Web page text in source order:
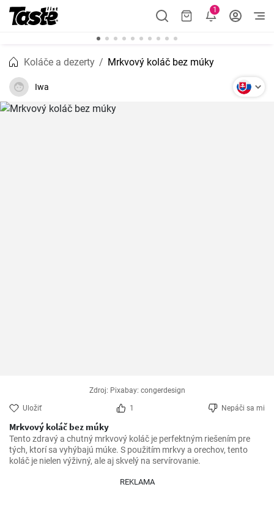
1
Koláče a dezerty Mrkvový koláč bez múky
Iwa
Zdroj: Pixabay: congerdesign
Uložiť 1 Nepáči sa mi
Mrkvový koláč bez múky
Tento zdravý a chutný mrkvový koláč je perfektným riešením pre
tých, ktorí sa vyhýbajú múke. S použitím mrkvy a orechov, tento
koláč je nielen výživný, ale aj skvelý na servírovanie.
REKLAMA